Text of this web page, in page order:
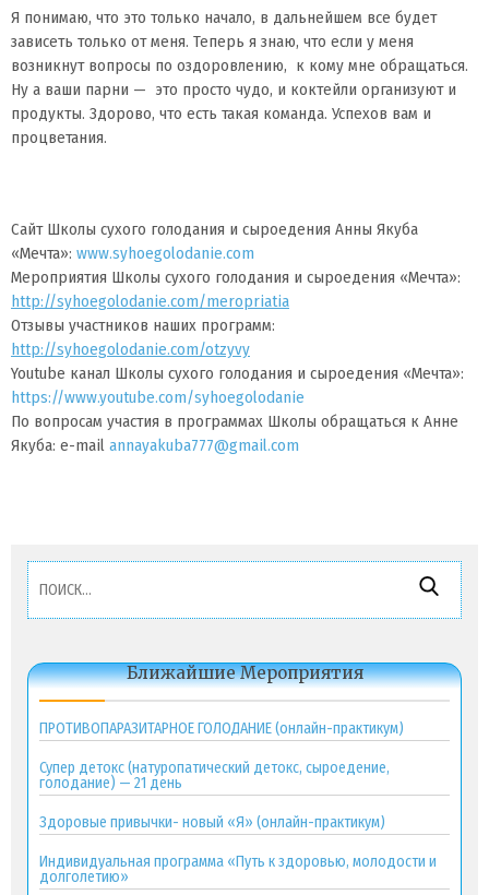
Я понимаю, что это только начало, в дальнейшем все будет
зависеть только от меня. Теперь я знаю, что если у меня
возникнут вопросы по оздоровлению, к кому мне обращаться.
Ну а ваши парни — это просто чудо, и коктейли организуют и
продукты. Здорово, что есть такая команда. Успехов вам и
процветания.
Сайт Школы сухого голодания и сыроедения Анны Якуба
«Мечта»: www.syhoegolodanie.com
Мероприятия Школы сухого голодания и сыроедения «Мечта»:
http://syhoegolodanie.com/meropriatia
Отзывы участников наших программ:
http://syhoegolodanie.com/otzyvy
Youtube канал Школы сухого голодания и сыроедения «Мечта»:
https://www.youtube.com/syhoegolodanie
По вопросам участия в программах Школы обращаться к Анне
Якуба: e-mail annayakuba777@gmail.com
Найти:
Ближайшие Мероприятия
ПРОТИВОПАРАЗИТАРНОЕ ГОЛОДАНИЕ (онлайн-практикум)
Супер детокс (натуропатический детокс, сыроедение,
голодание) — 21 день
Здоровые привычки- новый «Я» (онлайн-практикум)
Индивидуальная программа «Путь к здоровью, молодости и
долголетию»